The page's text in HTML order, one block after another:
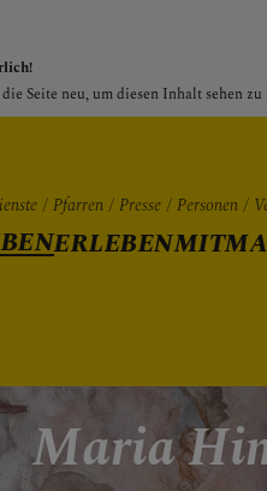
Seite neu, um diesen Inhalt sehen zu
Presse
Pfarren Presse Personen
ERLEBEN
Maria